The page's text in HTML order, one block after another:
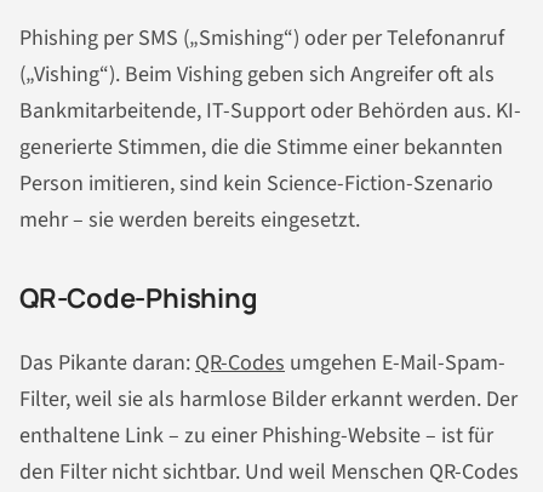
Phishing per SMS („Smishing“) oder per Telefonanruf
(„Vishing“). Beim Vishing geben sich Angreifer oft als
Bankmitarbeitende, IT-Support oder Behörden aus. KI-
generierte Stimmen, die die Stimme einer bekannten
Person imitieren, sind kein Science-Fiction-Szenario
mehr – sie werden bereits eingesetzt.
QR-Code-Phishing
Das Pikante daran:QR-Codes umgehen E-Mail-Spam-
Filter, weil sie als harmlose Bilder erkannt werden. Der
enthaltene Link – zu einer Phishing-Website – ist für
den Filter nicht sichtbar. Und weil Menschen QR-Codes